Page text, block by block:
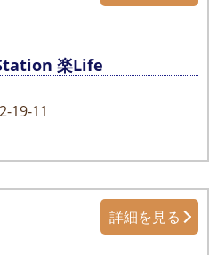
楽Life
19-11
詳細を見る